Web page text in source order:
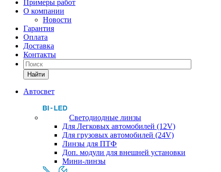
Примеры работ
О компании
Новости
Гарантия
Оплата
Доставка
Контакты
Найти
Автосвет
Светодиодные линзы
Для Легковых автомобилей (12V)
Для грузовых автомобилей (24V)
Линзы для ПТФ
Доп. модули для внешней установки
Мини-линзы